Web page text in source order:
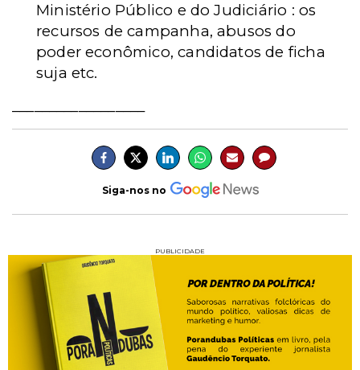
Ministério Público e do Judiciário : os
recursos de campanha, abusos do
poder econômico, candidatos de ficha
suja etc.
Siga-nos no
PUBLICIDADE